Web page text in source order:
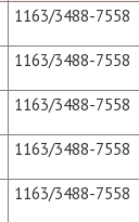
1163/3488-7558
1163/3488-7558
1163/3488-7558
1163/3488-7558
1163/3488-7558